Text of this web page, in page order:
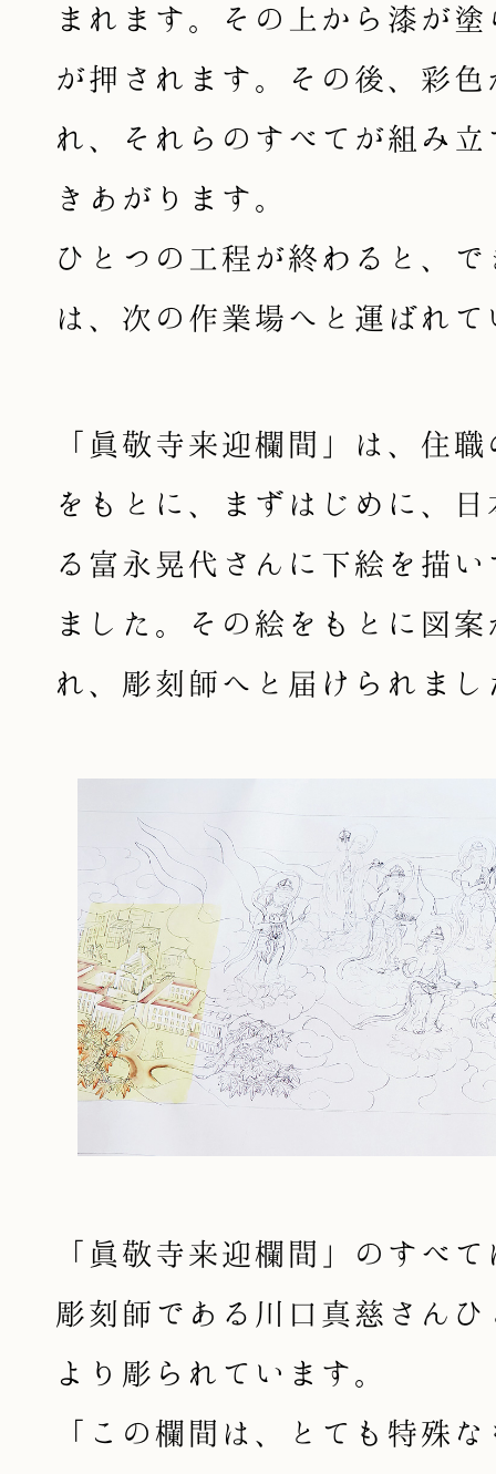
まれます。その上から漆が
が押されます。その後、彩
れ、それらのすべてが組み
きあがります。
ひとつの工程が終わると、
は、次の作業場へと運ばれ
「眞敬寺来迎欄間」は、住
をもとに、まずはじめに、
る富永晃代さんに下絵を描
ました。その絵をもとに図
れ、彫刻師へと届けられまし
「眞敬寺来迎欄間」のすべ
彫刻師である川口真慈さん
より彫られています。
「この欄間は、とても特殊